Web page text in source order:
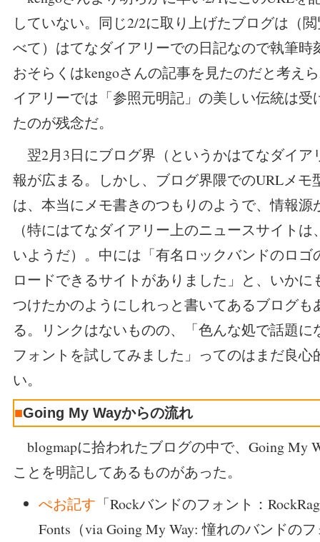
していない。同じ2/2に取り上げたブログは（
べて）はてなダイアリーでの日記なので執筆時
おそらくはkengoさんの記事を見たのだと考え
イアリーでは「参照元明記」の美しい伝統は受
たのが残念だ。
翌2月3日にブログ界（というかはてなダイア
報が広まる。しかし、ブログ界隈でのURLメモ
は、本当にメモ書きのつもりのようで、情報源
（特にはてなダイアリー上のニュースサイト
いようだ）。中には「有名ロックバンドのロゴ
ロードできるサイトがありました」と、いかに
つけたかのようにしれっと書いてあるブログも
る。リンクはないものの、「色んな処で話題に
フォントを試してみました」ってのはまだ良心
い。
■Going My Wayからの流れ
blogmapに拾われたブログの中で、Going My
ことを明記してあるものがあった。
ぺお記す 「Rockバンドのフォント：
Fonts（via Going My Way: 憧れのバンドの